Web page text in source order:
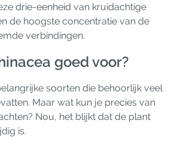
drie-eenheid van kruidachtige
de hoogste concentratie van de
verbindingen.
goed voor?
soorten die behoorlijk veel
Maar wat kun je precies van
Nou, het blijkt dat de plant
is.